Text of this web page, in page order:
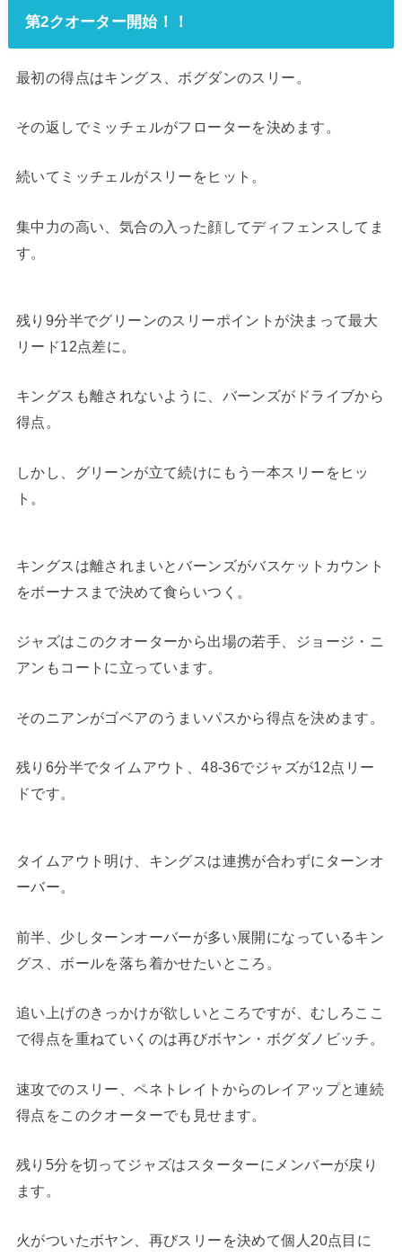
第2クオーター開始！！
最初の得点はキングス、ボグダンのスリー。
その返しでミッチェルがフローターを決めます。
続いてミッチェルがスリーをヒット。
集中力の高い、気合の入った顔してディフェンスしてま
す。
残り9分半でグリーンのスリーポイントが決まって最大
リード12点差に。
キングスも離されないように、バーンズがドライブから
得点。
しかし、グリーンが立て続けにもう一本スリーをヒッ
ト。
キングスは離されまいとバーンズがバスケットカウント
をボーナスまで決めて食らいつく。
ジャズはこのクオーターから出場の若手、ジョージ・ニ
アンもコートに立っています。
そのニアンがゴベアのうまいパスから得点を決めます。
残り6分半でタイムアウト、48-36でジャズが12点リー
ドです。
タイムアウト明け、キングスは連携が合わずにターンオ
ーバー。
前半、少しターンオーバーが多い展開になっているキン
グス、ボールを落ち着かせたいところ。
追い上げのきっかけが欲しいところですが、むしろここ
で得点を重ねていくのは再びボヤン・ボグダノビッチ。
速攻でのスリー、ペネトレイトからのレイアップと連続
得点をこのクオーターでも見せます。
残り5分を切ってジャズはスターターにメンバーが戻り
ます。
火がついたボヤン、再びスリーを決めて個人20点目に